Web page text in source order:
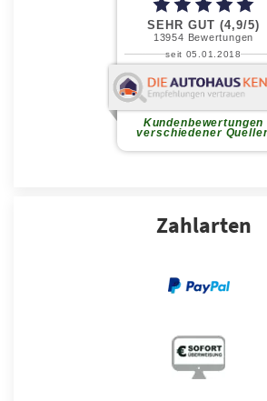
Zahlarten